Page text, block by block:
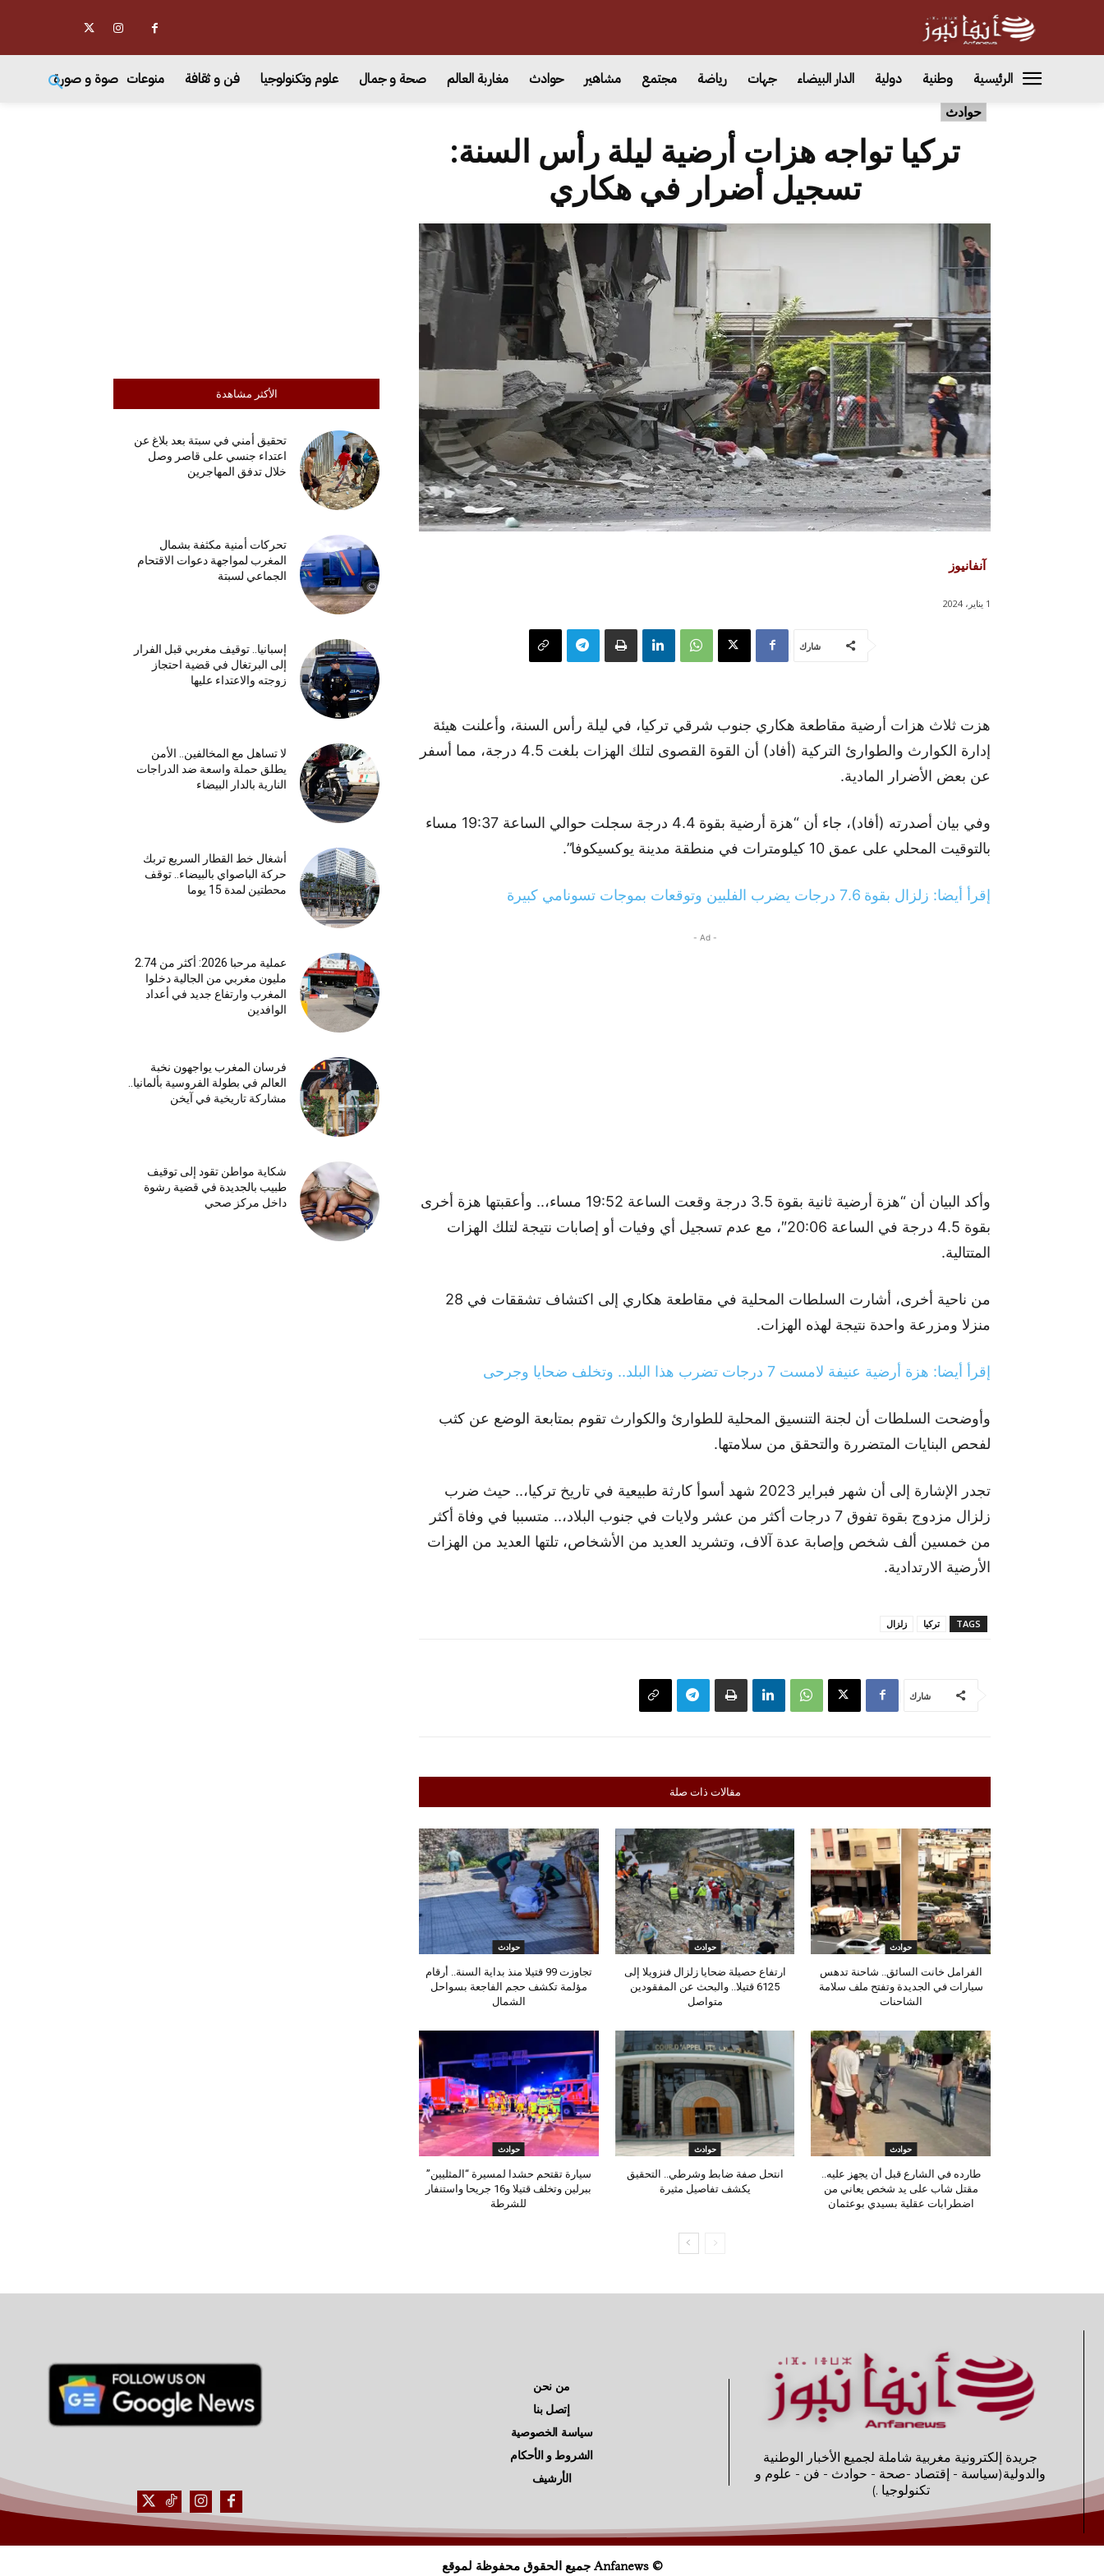
الرئيسية وطنية دولية الدار البيضاء جهات رياضة مجتمع مشاهير حوادث مغاربة العالم صحة و جمال علوم وتكنولوجيا فن و ثقافة منوعات صوة و صورة
حوادث
الأكثر مشاهدة
تحقيق أمني في سبتة بعد بلاغ عن
اعتداء جنسي على قاصر وصل
خلال تدفق المهاجرين
تحركات أمنية مكثفة بشمال
المغرب لمواجهة دعوات الاقتحام
الجماعي لسبتة
إسبانيا.. توقيف مغربي قبل الفرار
إلى البرتغال في قضية احتجاز
زوجته والاعتداء عليها
لا تساهل مع المخالفين.. الأمن
يطلق حملة واسعة ضد الدراجات
النارية بالدار البيضاء
أشغال خط القطار السريع تربك
حركة الباصواي بالبيضاء.. توقف
محطتين لمدة 15 يوما
عملية مرحبا 2026: أكثر من 2.74
مليون مغربي من الجالية دخلوا
المغرب وارتفاع جديد في أعداد
الوافدين
فرسان المغرب يواجهون نخبة
العالم في بطولة الفروسية بألمانيا..
مشاركة تاريخية في آيخن
شكاية مواطن تقود إلى توقيف
طبيب بالجديدة في قضية رشوة
داخل مركز صحي
تركيا تواجه هزات أرضية ليلة رأس السنة:
تسجيل أضرار في هكاري
آنفانيوز
1 يناير، 2024
شارك
هزت ثلاث هزات أرضية مقاطعة هكاري جنوب شرقي تركيا، في ليلة رأس السنة، وأعلنت هيئة
إدارة الكوارث والطوارئ التركية (أفاد) أن القوة القصوى لتلك الهزات بلغت 4.5 درجة، مما أسفر
عن بعض الأضرار المادية.
وفي بيان أصدرته (أفاد)، جاء أن “هزة أرضية بقوة 4.4 درجة سجلت حوالي الساعة 19:37 مساء
بالتوقيت المحلي على عمق 10 كيلومترات في منطقة مدينة يوكسيكوفا”.
إقرأ أيضا: زلزال بقوة 7.6 درجات يضرب الفلبين وتوقعات بموجات تسونامي كبيرة
- Ad -
وأكد البيان أن “هزة أرضية ثانية بقوة 3.5 درجة وقعت الساعة 19:52 مساء،.. وأعقبتها هزة أخرى
بقوة 4.5 درجة في الساعة 20:06″، مع عدم تسجيل أي وفيات أو إصابات نتيجة لتلك الهزات
المتتالية.
من ناحية أخرى، أشارت السلطات المحلية في مقاطعة هكاري إلى اكتشاف تشققات في 28
منزلا ومزرعة واحدة نتيجة لهذه الهزات.
إقرأ أيضا: هزة أرضية عنيفة لامست 7 درجات تضرب هذا البلد.. وتخلف ضحايا وجرحى
وأوضحت السلطات أن لجنة التنسيق المحلية للطوارئ والكوارث تقوم بمتابعة الوضع عن كثب
لفحص البنايات المتضررة والتحقق من سلامتها.
تجدر الإشارة إلى أن شهر فبراير 2023 شهد أسوأ كارثة طبيعية في تاريخ تركيا،.. حيث ضرب
زلزال مزدوج بقوة تفوق 7 درجات أكثر من عشر ولايات في جنوب البلاد،.. متسببا في وفاة أكثر
من خمسين ألف شخص وإصابة عدة آلاف، وتشريد العديد من الأشخاص، تلتها العديد من الهزات
الأرضية الارتدادية.
TAGS تركيا زلزال
شارك
مقالات ذات صلة
حوادث
الفرامل خانت السائق.. شاحنة تدهس
سيارات في الجديدة وتفتح ملف سلامة
الشاحنات
حوادث
ارتفاع حصيلة ضحايا زلزال فنزويلا إلى
6125 قتيلا.. والبحث عن المفقودين
متواصل
حوادث
تجاوزت 99 قتيلا منذ بداية السنة.. أرقام
مؤلمة تكشف حجم الفاجعة بسواحل
الشمال
حوادث
طارده في الشارع قبل أن يجهز عليه..
مقتل شاب على يد شخص يعاني من
اضطرابات عقلية بسيدي بوعثمان
حوادث
انتحل صفة ضابط وشرطي.. التحقيق
يكشف تفاصيل مثيرة
حوادث
سيارة تقتحم حشدا لمسيرة “المثليين”
ببرلين وتخلف قتيلا و16 جريحا واستنفار
للشرطة
جريدة إلكترونية مغربية شاملة لجميع الأخبار الوطنية
والدولية(سياسة - إقتصاد -صحة - حوادث - فن - علوم و
تكنولوجيا .)
من نحن
إتصل بنا
سياسة الخصوصية
الشروط و الأحكام
الأرشيف
© Anfanews جميع الحقوق محفوظة لموقع